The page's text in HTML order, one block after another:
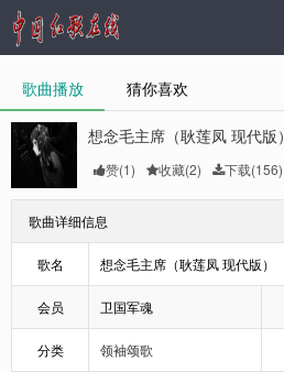
歌曲播放 猜你喜欢
想念毛主席（耿莲凤 现代版）
赞(1) 收藏(2) 下载(156)
歌曲详细信息
歌名 想念毛主席（耿莲凤 现代版）
会员 卫国军魂
分类 领袖颂歌